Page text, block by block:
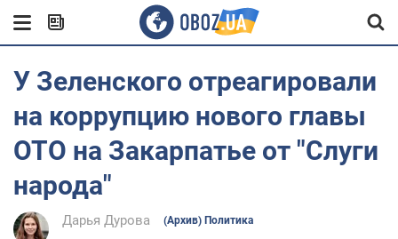
У Зеленского отреагировали
на коррупцию нового главы
ОТО на Закарпатье от "Слуги
народа"
Дарья Дурова (Архив) Политика